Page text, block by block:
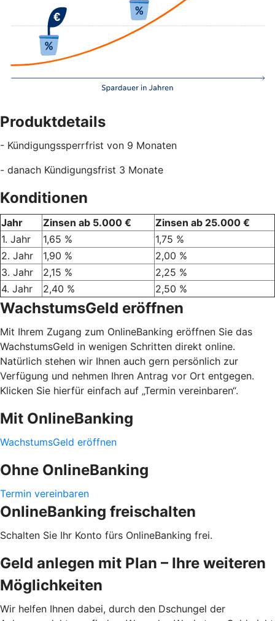
Produktdetails
- Kündigungssperrfrist von 9 Monaten
- danach Kündigungsfrist 3 Monate
Konditionen
Jahr Zinsen ab 5.000 €
Zinsen ab 25.000 €
1. Jahr
1,65 %
1,75 %
2. Jahr
1,90 %
2,00 %
3. Jahr
2,15 %
2,25 %
4. Jahr
2,40 % 2,50 %
WachstumsGeld eröffnen
Mit Ihrem Zugang zum OnlineBanking eröffnen Sie das
WachstumsGeld in wenigen Schritten direkt online.
Natürlich stehen wir Ihnen auch gern persönlich zur
Verfügung und nehmen Ihren Antrag vor Ort entgegen.
Klicken Sie hierfür einfach auf „Termin vereinbaren“.
Mit OnlineBanking
WachstumsGeld eröffnen
Ohne OnlineBanking
Termin vereinbaren
OnlineBanking freischalten
Schalten Sie Ihr Konto fürs OnlineBanking frei.
Geld anlegen mit Plan – Ihre weiteren
Möglichkeiten
Wir helfen Ihnen dabei, durch den Dschungel der